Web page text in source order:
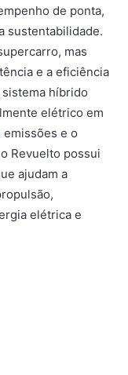
de ponta,
sustentabilidade.
mas
e a eficiência
híbrido
elétrico em
e o
Revuelto possui
ajudam a
elétrica e